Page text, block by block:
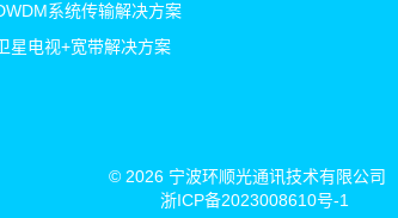
系统传输解决方案
星电视+宽带解决方案
© 2026 宁波环顺光通讯技术有限公司
浙ICP备2023008610号-1